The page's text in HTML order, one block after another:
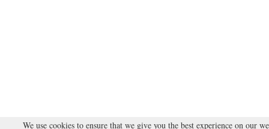
We use cookies to ensure that we give you the best experience on our